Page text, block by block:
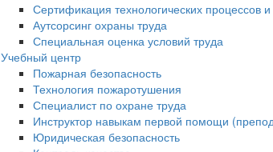
Сертификация технологических процессов
Аутсорсинг охраны труда
Специальная оценка условий труда
Учебный центр
Пожарная безопасность
Технология пожаротушения
Специалист по охране труда
Инструктор навыкам первой помощи
Юридическая безопасность